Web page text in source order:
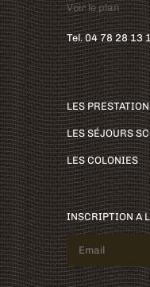
Voir le plan
Tel. 04 78 28 13
LES
LES SÉJOURS
LES COLONIES
INSCRIPTION A